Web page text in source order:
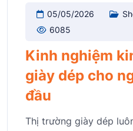
05/05/2026
6085
Kinh nghiệm
giày dép cho
đầu
Thị trường giày dép